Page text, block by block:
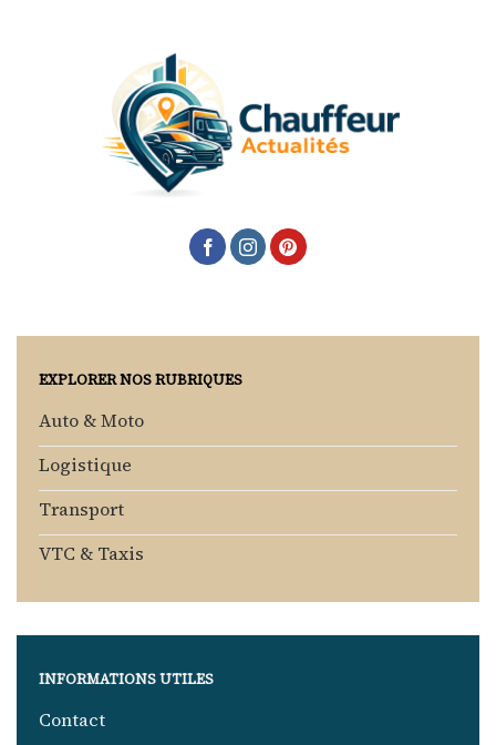
EXPLORER NOS RUBRIQUES
Auto & Moto
Logistique
Transport
VTC & Taxis
INFORMATIONS UTILES
Contact